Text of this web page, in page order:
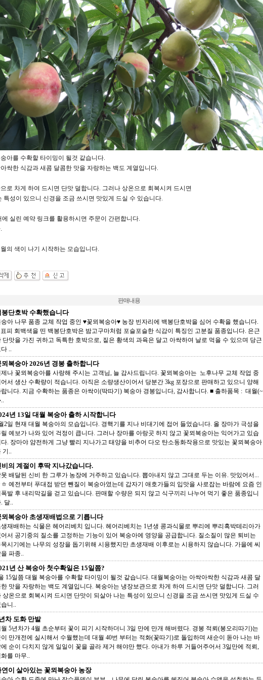
아를 수확할 타이밍이 될것 같습니다.
싹한 식감과 새콤 달콤한 맛을 자랑하는 백도 계열입니다.
로 차게 하여 드시면 단맛 덜합니다. 그러나 상온으로 회복시켜 드시면
특성이 있으니 신경을 조금 쓰시면 맛있게 드실 수 있습니다.
실린 예약 링크를 활용하시면 주문이 간편합니다.
의 색이 나기 시작하는 모습입니다.
판매내용
봉단호박 수확했습니다
숭아 나무 품종 교체 작업 중인 ♥꽃뫼복숭아♥ 농장 빈자리에 백봉단호박을 심어 수확을 했습니다.
피 회백색을 띤 백봉단호박은 밤고구마처럼 포슬포슬한 식감이 특징인 고분질 품종입니다. 은근
단맛을 가진 귀하고 독특한 호박으로, 짙은 황색의 과육은 달고 아싹하여 날로 먹을 수 있으며 당근
..
뫼복숭아 2026년 경봉 출하합니다
제나 꽃뫼복숭아를 사랑해 주시는 고객님, 늘 감사드립니다. 꽃뫼복숭아는 노후나무 교체 작업 중
어서 생산 수확량이 적습니다. 아직은 소량생산이어서 당분간 3kg 포장으로 판매하고 있으니 양해
랍니다. 지금 수확하는 품종은 아싹이(딱따기) 복숭아 경봉입니다, 감사합니다. ■ 출하품목 : 대월(~
년 13일 대월 복숭아 출하 시작합니다
2일 현재 대월 복숭아의 모습입니다. 경핵기를 지나 비대기에 접어 들었습니다. 올 장마가 극성을
릴 예보가 나와 있어 걱정이 큽니다. 그러나 장마를 아랑곳 하지 않고 꽃뫼복숭아는 익어가고 있습
다. 장마야 얌전하게 그냥 빨리 지나가고 태양을 비추어 다오 탄소동화작용으로 맛있는 꽃뫼복숭아
기..
비의 계절이 후딱 지나갔습니다.
못 배달된 신비 한 그루가 농장에 거주하고 있습니다. 뽑아내지 않고 그대로 두는 이유. 맛있어서...
ㅎ 예전부터 푸대접 받던 뺀질이 복숭아였는데 갑자기 애호가들의 입맛을 사로잡는 바람에 요즘 인
폭발 후 내리막길을 걷고 있습니다. 판매할 수량은 되지 않고 식구끼리 나누어 먹기 좋은 품종입니
달..
뫼복숭아 초생재배법으로 기릅니다
생재배하는 식물은 헤어리베치 입니다. 헤어리베치는 1년생 콩과식물로 뿌리에 뿌리혹박테리아가
어서 공기중의 질소를 고정하는 기능이 있어 복숭아에 영양을 공급합니다. 질소질이 많은 퇴비는
목시기에는 나무의 성장을 돕기위해 시용했지만 초생재배 이후로는 시용하지 않습니다. 가을에 씨
을 파종..
년 산 복숭아 첫수확일은 15일쯤?
15일쯤 대월 복숭아를 수확할 타이밍이 될것 같습니다. 대월복숭아는 아싹아싹한 식감과 새콤 달
한 맛을 자랑하는 백도 계열입니다. 복숭아는 냉장보관으로 차게 하여 드시면 단맛 덜합니다. 그러
상온으로 회복시켜 드시면 단맛이 되살아 나는 특성이 있으니 신경을 조금 쓰시면 맛있게 드실 수
습니..
차 도화 만발
5년차가 4월 초순부터 꽃이 피기 시작하더니 3일 만에 만개 해버렸다. 경봉 적뢰(봉오리따기)는
이 만개전에 실시해서 수월했는데 대월 40번 부터는 적화(꽃따기)로 돌입하며 새순이 돋아 나는 바
에 순이 다치지 않게 일일이 꽃을 골라 제거 해야만 했다. 아내가 하루 거들어주어서 3일만에 적뢰,
화를 마무..
연이 살아있는 꽃뫼복숭아 농장